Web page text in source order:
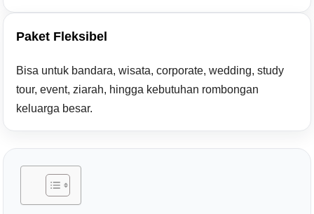
Paket Fleksibel
Bisa untuk bandara, wisata, corporate, wedding, study
tour, event, ziarah, hingga kebutuhan rombongan
keluarga besar.